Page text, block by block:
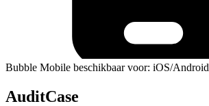
Bubble Mobile beschikbaar voor: iOS/Android
AuditCase